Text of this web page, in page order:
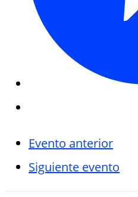
Evento anterior
Siguiente evento